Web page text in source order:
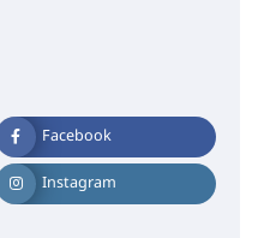
Facebook
Instagram
നിന്ന്
നേടിയ എൻ. ആര്യ